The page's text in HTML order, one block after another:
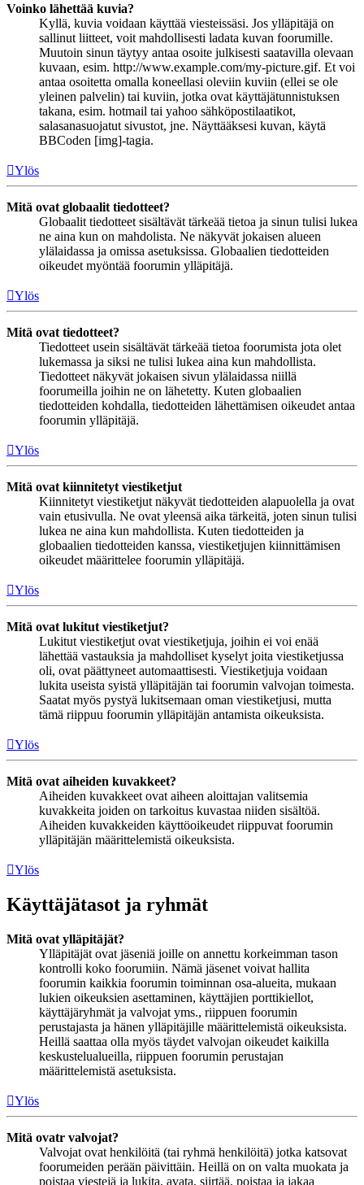
Voinko lähettää kuvia?
Kyllä, kuvia voidaan käyttää viesteissäsi. Jos ylläpitäjä on
sallinut liitteet, voit mahdollisesti ladata kuvan foorumille.
Muutoin sinun täytyy antaa osoite julkisesti saatavilla olevaan
kuvaan, esim. http://www.example.com/my-picture.gif. Et voi
antaa osoitetta omalla koneellasi oleviin kuviin (ellei se ole
yleinen palvelin) tai kuviin, jotka ovat käyttäjätunnistuksen
takana, esim. hotmail tai yahoo sähköpostilaatikot,
salasanasuojatut sivustot, jne. Näyttääksesi kuvan, käytä
BBCoden [img]-tagia.
Ylös
Mitä ovat globaalit tiedotteet?
Globaalit tiedotteet sisältävät tärkeää tietoa ja sinun tulisi lukea
ne aina kun on mahdolista. Ne näkyvät jokaisen alueen
ylälaidassa ja omissa asetuksissa. Globaalien tiedotteiden
oikeudet myöntää foorumin ylläpitäjä.
Ylös
Mitä ovat tiedotteet?
Tiedotteet usein sisältävät tärkeää tietoa foorumista jota olet
lukemassa ja siksi ne tulisi lukea aina kun mahdollista.
Tiedotteet näkyvät jokaisen sivun ylälaidassa niillä
foorumeilla joihin ne on lähetetty. Kuten globaalien
tiedotteiden kohdalla, tiedotteiden lähettämisen oikeudet antaa
foorumin ylläpitäjä.
Ylös
Mitä ovat kiinnitetyt viestiketjut
Kiinnitetyt viestiketjut näkyvät tiedotteiden alapuolella ja ovat
vain etusivulla. Ne ovat yleensä aika tärkeitä, joten sinun tulisi
lukea ne aina kun mahdollista. Kuten tiedotteiden ja
globaalien tiedotteiden kanssa, viestiketjujen kiinnittämisen
oikeudet määrittelee foorumin ylläpitäjä.
Ylös
Mitä ovat lukitut viestiketjut?
Lukitut viestiketjut ovat viestiketjuja, joihin ei voi enää
lähettää vastauksia ja mahdolliset kyselyt joita viestiketjussa
oli, ovat päättyneet automaattisesti. Viestiketjuja voidaan
lukita useista syistä ylläpitäjän tai foorumin valvojan toimesta.
Saatat myös pystyä lukitsemaan oman viestiketjusi, mutta
tämä riippuu foorumin ylläpitäjän antamista oikeuksista.
Ylös
Mitä ovat aiheiden kuvakkeet?
Aiheiden kuvakkeet ovat aiheen aloittajan valitsemia
kuvakkeita joiden on tarkoitus kuvastaa niiden sisältöä.
Aiheiden kuvakkeiden käyttöoikeudet riippuvat foorumin
ylläpitäjän määrittelemistä oikeuksista.
Ylös
Käyttäjätasot ja ryhmät
Mitä ovat ylläpitäjät?
Ylläpitäjät ovat jäseniä joille on annettu korkeimman tason
kontrolli koko foorumiin. Nämä jäsenet voivat hallita
foorumin kaikkia foorumin toiminnan osa-alueita, mukaan
lukien oikeuksien asettaminen, käyttäjien porttikiellot,
käyttäjäryhmät ja valvojat yms., riippuen foorumin
perustajasta ja hänen ylläpitäjille määrittelemistä oikeuksista.
Heillä saattaa olla myös täydet valvojan oikeudet kaikilla
keskustelualueilla, riippuen foorumin perustajan
määrittelemistä asetuksista.
Ylös
Mitä ovatr valvojat?
Valvojat ovat henkilöitä (tai ryhmä henkilöitä) jotka katsovat
foorumeiden perään päivittäin. Heillä on on valta muokata ja
poistaa viestejä ja lukita, avata, siirtää, poistaa ja jakaa